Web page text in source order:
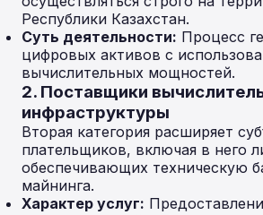
Республики Казахстан.
Суть деятельности: Процесс
цифровых активов с
вычислительных мощностей.
2. Поставщики
инфраструктуры
Вторая категория расширяет
плательщиков, включая в него
обеспечивающих техническую
майнинга.
Характер услуг: